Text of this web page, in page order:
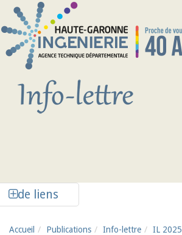
Aller au contenu principal
de liens
Accueil Publications Info-lettre IL 2025